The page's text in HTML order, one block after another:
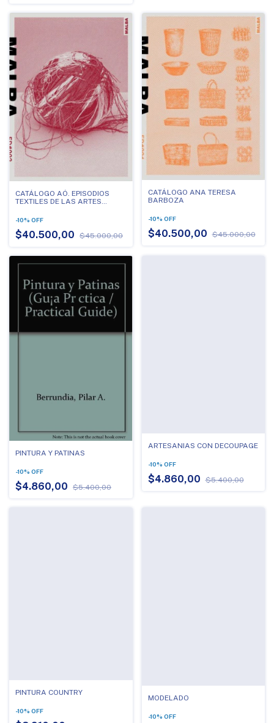
CATÁLOGO AÓ. EPISODIOS
TEXTILES DE LAS ARTES
-10% OFF
$40.500,00 $45.000,00
CATÁLOGO ANA TERESA
BARBOZA
-10% OFF
$40.500,00 $45.000,00
PINTURA Y PATINAS
-10% OFF
$4.860,00 $5.400,00
ARTESANIAS CON DECOUPAGE
-10% OFF
$4.860,00 $5.400,00
PINTURA COUNTRY
-10% OFF
MODELADO
-10% OFF